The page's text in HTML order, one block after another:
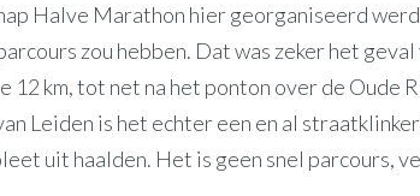
Halve Marathon hier georganiseerd
zou hebben. Dat was zeker het
12 km, tot net na het ponton over de Oude
Leiden is het echter een en al
uit haalden. Het is geen snel parcours,